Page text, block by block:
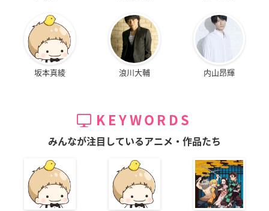
坂本真綾 浪川大輔 内山昂輝
KEYWORDS
みんなが注目しているアニメ・作品たち